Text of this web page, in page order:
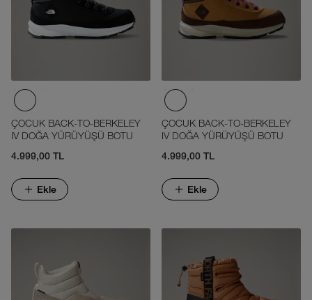
ÇOCUK BACK-TO-BERKELEY
IV DOĞA YÜRÜYÜŞÜ BOTU
4.999,00 TL
Ekle
ÇOCUK BACK-TO-BERKELEY
IV DOĞA YÜRÜYÜŞÜ BOTU
4.999,00 TL
Ekle